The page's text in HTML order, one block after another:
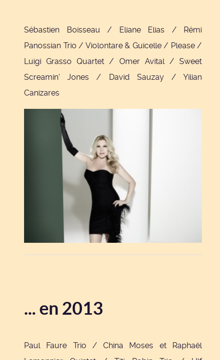
Sébastien Boisseau / Eliane Elias / Rémi
Panossian Trio / Violontare & Guicelle / Please /
Luigi Grasso Quartet / Omer Avital / Sweet
Screamin' Jones / David Sauzay / Yilian
Canizares
... en 2013
Paul Faure Trio / China Moses et Raphaël